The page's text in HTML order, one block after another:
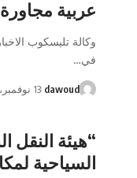
عربية
وكالة تليسكوب
في…
dawoud 13 نوفمبر، 2024
“هيئة النقل
السياحية